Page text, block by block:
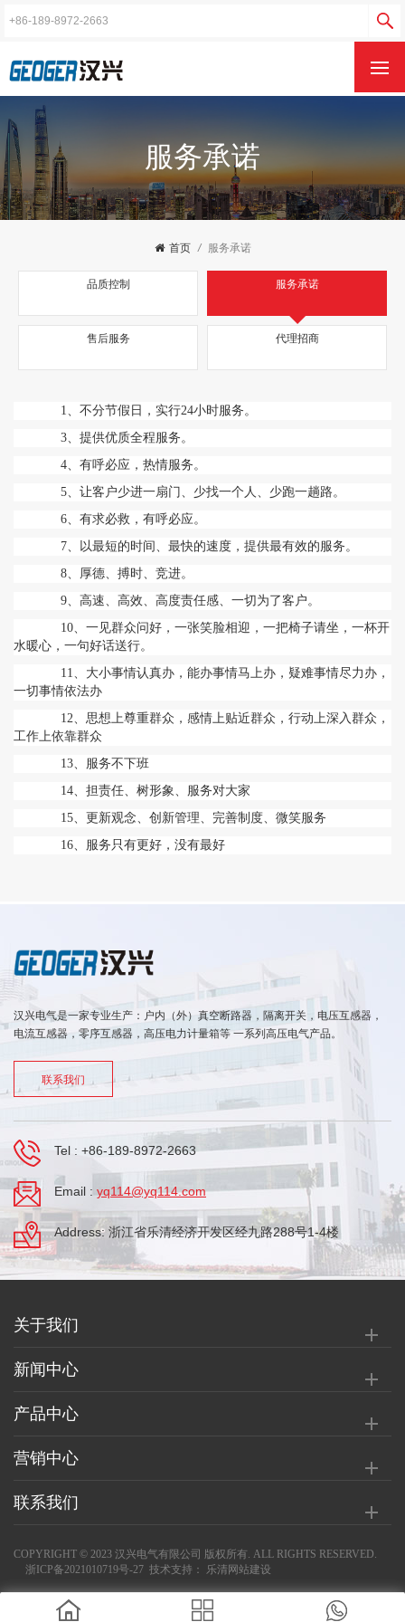
服务承诺
首页 / 服务承诺
品质控制 服务承诺
售后服务 代理招商
1、不分节假日，实行24小时服务。
3、提供优质全程服务。
4、有呼必应，热情服务。
5、让客户少进一扇门、少找一个人、少跑一趟路。
6、有求必救，有呼必应。
7、以最短的时间、最快的速度，提供最有效的服务。
8、厚德、搏时、竞进。
9、高速、高效、高度责任感、一切为了客户。
10、一见群众问好，一张笑脸相迎，一把椅子请坐，一杯开
水暖心，一句好话送行。
11、大小事情认真办，能办事情马上办，疑难事情尽力办，
一切事情依法办
12、思想上尊重群众，感情上贴近群众，行动上深入群众，
工作上依靠群众
13、服务不下班
14、担责任、树形象、服务对大家
15、更新观念、创新管理、完善制度、微笑服务
16、服务只有更好，没有最好
汉兴电气是一家专业生产：户内（外）真空断路器，隔离开关，电压互感器，
电流互感器，零序互感器，高压电力计量箱等 一系列高压电气产品。
联系我们
Tel : +86-189-8972-2663
Email : yq114@yq114.com
Address: 浙江省乐清经济开发区经九路288号1-4楼
关于我们
新闻中心
产品中心
营销中心
联系我们
COPYRIGHT © 2023 汉兴电气有限公司 版权所有. ALL RIGHTS RESERVED.
浙ICP备2021010719号-27 技术支持： 乐清网站建设